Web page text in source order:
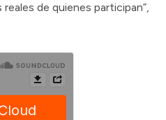
de quienes participan”,